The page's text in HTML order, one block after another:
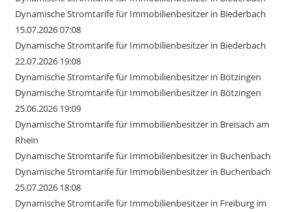
Dynamische Stromtarife für Immobilienbesitzer in Biederbach
15.07.2026 07:08
Dynamische Stromtarife für Immobilienbesitzer in Biederbach
22.07.2026 19:08
Dynamische Stromtarife für Immobilienbesitzer in Bötzingen
Dynamische Stromtarife für Immobilienbesitzer in Bötzingen
25.06.2026 19:09
Dynamische Stromtarife für Immobilienbesitzer in Breisach am
Rhein
Dynamische Stromtarife für Immobilienbesitzer in Buchenbach
Dynamische Stromtarife für Immobilienbesitzer in Buchenbach
25.07.2026 18:08
Dynamische Stromtarife für Immobilienbesitzer in Freiburg im